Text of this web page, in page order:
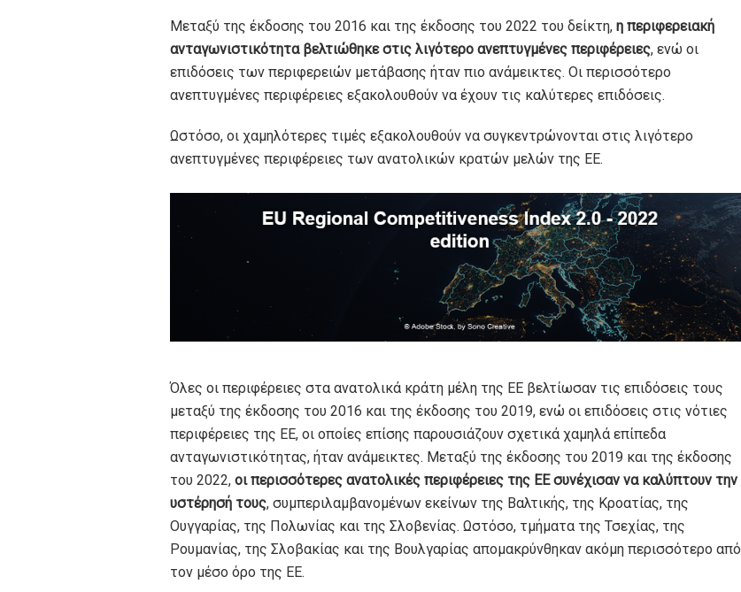
Μεταξύ της έκδοσης του 2016 και της έκδοσης του 2022 του δείκτη, η περιφερειακή
ανταγωνιστικότητα βελτιώθηκε στις λιγότερο ανεπτυγμένες περιφέρειες, ενώ οι
επιδόσεις των περιφερειών μετάβασης ήταν πιο ανάμεικτες. Οι περισσότερο
ανεπτυγμένες περιφέρειες εξακολουθούν να έχουν τις καλύτερες επιδόσεις.
Ωστόσο, οι χαμηλότερες τιμές εξακολουθούν να συγκεντρώνονται στις λιγότερο
ανεπτυγμένες περιφέρειες των ανατολικών κρατών μελών της ΕΕ.
Όλες οι περιφέρειες στα ανατολικά κράτη μέλη της ΕΕ βελτίωσαν τις επιδόσεις τους
μεταξύ της έκδοσης του 2016 και της έκδοσης του 2019, ενώ οι επιδόσεις στις νότιες
περιφέρειες της ΕΕ, οι οποίες επίσης παρουσιάζουν σχετικά χαμηλά επίπεδα
ανταγωνιστικότητας, ήταν ανάμεικτες. Μεταξύ της έκδοσης του 2019 και της έκδοσης
του 2022, οι περισσότερες ανατολικές περιφέρειες της ΕΕ συνέχισαν να καλύπτουν την
υστέρησή τους, συμπεριλαμβανομένων εκείνων της Βαλτικής, της Κροατίας, της
Ουγγαρίας, της Πολωνίας και της Σλοβενίας. Ωστόσο, τμήματα της Τσεχίας, της
Ρουμανίας, της Σλοβακίας και της Βουλγαρίας απομακρύνθηκαν ακόμη περισσότερο από
τον μέσο όρο της ΕΕ.